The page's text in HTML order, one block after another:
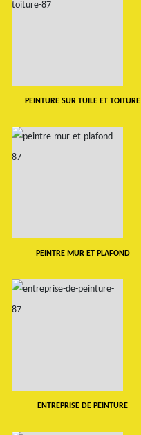
PEINTURE SUR TUILE ET TOITURE
PEINTRE MUR ET PLAFOND
ENTREPRISE DE PEINTURE